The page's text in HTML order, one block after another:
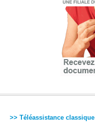
>> Téléassistance classique